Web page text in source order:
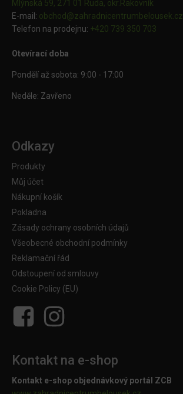
Mlýnská 59, 271 01 Ruda, okr.Rakovník
E-mail: obchod@zahradnicentrumbelousek.cz
Telefon na prodejnu: +420 739 350 703
Otevírací doba
Pondělí až sobota: 9:00 - 17:00
Neděle: Zavřeno
Odkazy
Produkty
Můj účet
Nákupní košík
Pokladna
Zásady ochrany osobních údajů
Všeobecné obchodní podmínky
Reklamační řád
Odstoupení od smlouvy
Cookie Policy (EU)
Kontakt na e-shop
Kontakt e-shop objednávkový portál ZCB